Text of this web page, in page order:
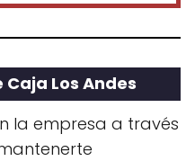
Los Andes
la empresa a través